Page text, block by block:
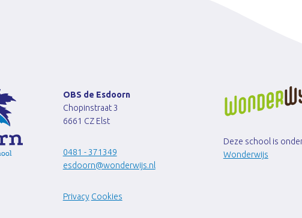
OBS de Esdoorn
Chopinstraat 3
6661 CZ Elst
0481 - 371349
esdoorn@wonderwijs.nl
Privacy Cookies
Deze school is
Wonderwijs